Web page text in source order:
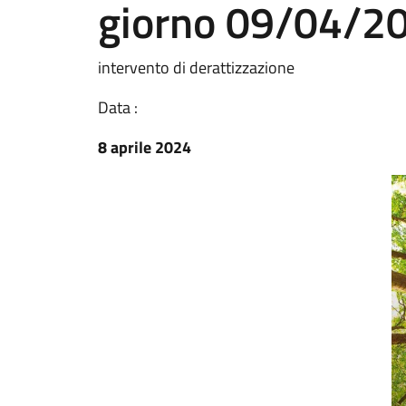
giorno 09/04/
intervento di derattizzazione
Data :
8 aprile 2024